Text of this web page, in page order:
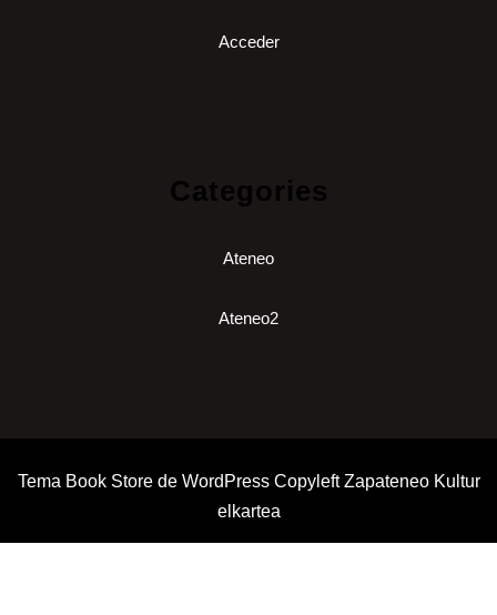
Acceder
Categories
Ateneo
Ateneo2
Tema Book Store de WordPressCopyleft Zapateneo Kultur
elkartea